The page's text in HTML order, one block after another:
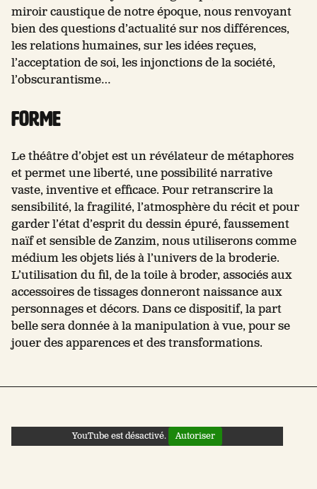
miroir caustique de notre époque, nous renvoyant
bien des questions d’actualité sur nos différences,
les relations humaines, sur les idées reçues,
l’acceptation de soi, les injonctions de la société,
l’obscurantisme…
FORME
Le théâtre d’objet est un révélateur de métaphores
et permet une liberté, une possibilité narrative
vaste, inventive et efficace. Pour retranscrire la
sensibilité, la fragilité, l’atmosphère du récit et pour
garder l’état d’esprit du dessin épuré, faussement
naïf et sensible de Zanzim, nous utiliserons comme
médium les objets liés à l’univers de la broderie.
L’utilisation du fil, de la toile à broder, associés aux
accessoires de tissages donneront naissance aux
personnages et décors. Dans ce dispositif, la part
belle sera donnée à la manipulation à vue, pour se
jouer des apparences et des transformations.​
YouTube est désactivé. Autoriser